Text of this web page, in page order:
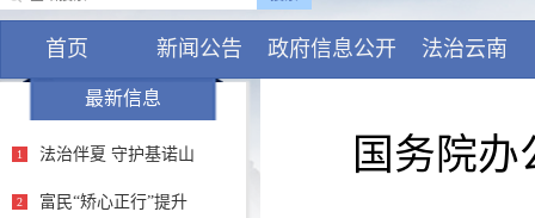
首页 新闻公告 政府信息公开 法治云南
最新信息
1 法治伴夏 守护基诺山
2 富民“矫心正行”提升
国务院